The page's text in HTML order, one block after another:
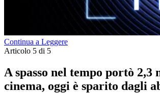
Continua a Leggere
Articolo 5 di 5
A spasso nel tempo portò 2,3
cinema, oggi è sparito dagli